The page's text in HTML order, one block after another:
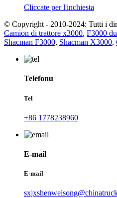
Cliccate per l'inchiesta
© Copyright - 2010-2024: Tutti i
Camion di trattore x3000, F3000
Shacman F3000, Shacman X3000,
Telefonu
Tel
+86 1778238960
E-mail
E-mail